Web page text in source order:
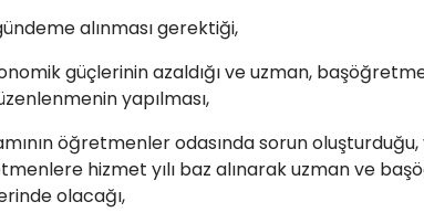
alınması gerektiği,
güçlerinin azaldığı ve uzman,
yapılması,
öğretmenler odasında sorun
hizmet yılı baz alınarak uzman ve
olacağı,